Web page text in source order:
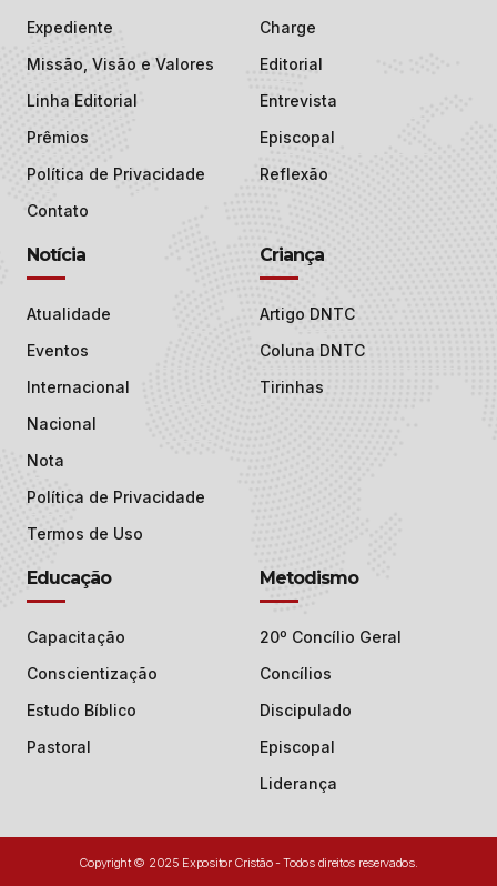
Expediente
Missão, Visão e Valores
Linha Editorial
Prêmios
Política de Privacidade
Contato
Charge
Editorial
Entrevista
Episcopal
Reflexão
Notícia
Atualidade
Eventos
Internacional
Nacional
Nota
Política de Privacidade
Termos de Uso
Criança
Artigo DNTC
Coluna DNTC
Tirinhas
Educação
Capacitação
Conscientização
Estudo Bíblico
Pastoral
Metodismo
20º Concílio Geral
Concílios
Discipulado
Episcopal
Liderança
Copyright © 2025 Expositor Cristão - Todos direitos reservados.